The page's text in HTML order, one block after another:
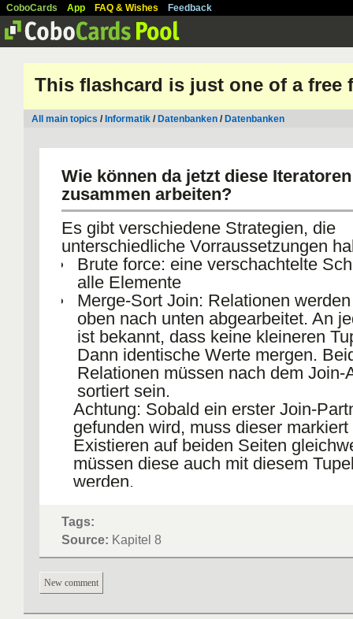
CoboCards App FAQ & Wishes Feedback
This flashcard is just one of a free
All main topics / Informatik / Datenbanken / Datenbanken
Wie können da jetzt diese Iteratoren
zusammen arbeiten?
Es gibt verschiedene Strategien, die
unterschiedliche Vorraussetzungen
Brute force: eine verschachtelte
alle Elemente
Merge-Sort Join: Relationen
oben nach unten abgearbeitet. An
ist bekannt, dass keine kleineren
Dann identische Werte mergen.
Relationen müssen nach dem Join-
sortiert sein.
Achtung: Sobald ein erster Join-
gefunden wird, muss dieser
Existieren auf beiden Seiten
müssen diese auch mit diesem
werden.
dieselben Buckets abbilden, wo zu
Tupel liegen. Problem: Wenn die
Hashtabelle nicht komplett in RAM
es langsam (eine Seite pro Zugriff
werden beide Relation partitioniert,
kleine Partitionen miteinander
Tags:
Source: Kapitel 8
New comment